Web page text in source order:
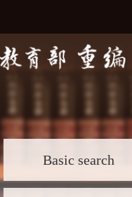
Basic search